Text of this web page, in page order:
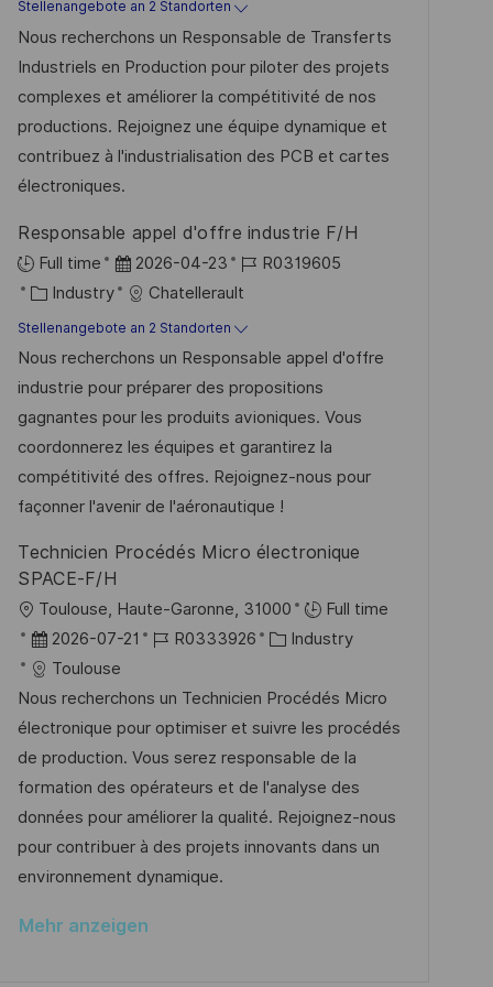
f
e
n
t
i
c
h
u
n
u
m
d
e
r
V
r
ö
f
f
e
n
t
l
i
c
u
-
I
D
t
e
g
o
r
i
Stellenangebote an 2 Standorten
Nous recherchons un Responsable de Transferts
Industriels en Production pour piloter des projets
complexes et améliorer la compétitivité de nos
productions. Rejoignez une équipe dynamique et
contribuez à l'industrialisation des PCB et cartes
électroniques.
Responsable appel d'offre industrie F/H
Full time
D
a
t
u
m
d
e
r
V
r
ö
f
e
n
t
l
i
c
h
u
n
2026-04-23
J
o
b
-
I
D
R0319605
K
a
t
e
g
o
r
i
Industry Chatellerault
Stellenangebote an 2 Standorten
Nous recherchons un Responsable appel d'offre
industrie pour préparer des propositions
gagnantes pour les produits avioniques. Vous
coordonnerez les équipes et garantirez la
compétitivité des offres. Rejoignez-nous pour
façonner l'avenir de l'aéronautique !
Technicien Procédés Micro électronique
SPACE-F/H
O
r
t
Toulouse, Haute-Garonne, 31000
Full time
D
a
t
u
m
d
e
r
V
r
2026-07-21
J
b
-
I
D
R0333926
K
t
e
g
o
r
i
Industry
Toulouse
Nous recherchons un Technicien Procédés Micro
électronique pour optimiser et suivre les procédés
de production. Vous serez responsable de la
formation des opérateurs et de l'analyse des
données pour améliorer la qualité. Rejoignez-nous
pour contribuer à des projets innovants dans un
environnement dynamique.
Mehr anzeigen